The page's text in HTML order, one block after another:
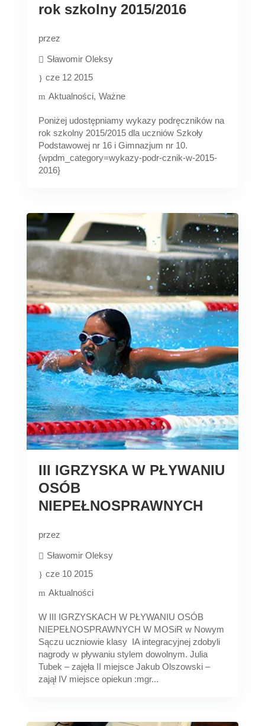
rok szkolny 2015/2016
przez
Sławomir Oleksy
cze 12 2015
Aktualności Ważne
Poniżej udostępniamy wykazy podręczników na
rok szkolny 2015/2015 dla uczniów Szkoły
Podstawowej nr 16 i Gimnazjum nr 10.
{wpdm_category=wykazy-podr-cznik-w-2015-
2016}
III IGRZYSKA W PŁYWANIU
OSÓB
NIEPEŁNOSPRAWNYCH
przez
Sławomir Oleksy
cze 10 2015
Aktualności
W III IGRZYSKACH W PŁYWANIU OSÓB
NIEPEŁNOSPRAWNYCH W MOSiR w Nowym
Sączu uczniowie klasy IA integracyjnej zdobyli
nagrody w pływaniu stylem dowolnym. Julia
Tubek – zajęła II miejsce Jakub Olszowski –
zajął IV miejsce opiekun :mgr...